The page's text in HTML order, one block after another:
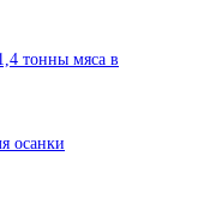
тонны мяса в
осанки